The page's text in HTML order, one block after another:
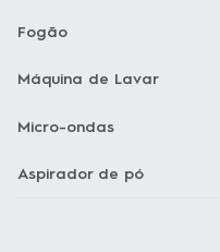
Fogão
Máquina de Lavar
Micro-ondas
Aspirador de pó